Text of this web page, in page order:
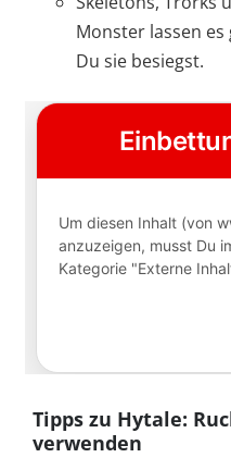
Monster lassen
Du sie besiegst.
Tipps zu Hytale:
verwenden